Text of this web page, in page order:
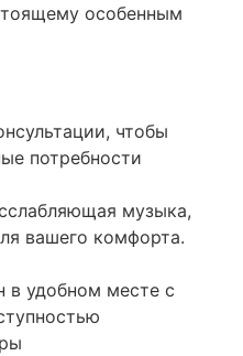
особенным
чтобы
потребности
музыка,
вашего комфорта.
в удобном месте с